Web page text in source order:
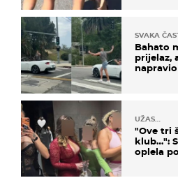
SVAKA
Bahato
prijelaz,
UŽAS…
"Ove tri
klub…":
oplela